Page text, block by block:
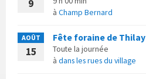
9
à Champ Bernard
AOÛT
15
Fête foraine de Thilay
Toute la journée
à dans les rues du village